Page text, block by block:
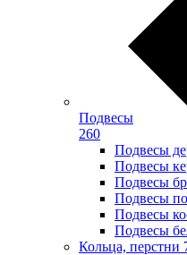
Подвесы
260
Подвесы
Подвесы
Подвесы
Подвесы
Подвесы
Подвесы
Кольца, перстни